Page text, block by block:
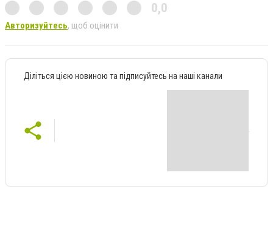
0,0
Авторизуйтесь, щоб оцінити
Діліться цією новиною та підписуйтесь на наші канали